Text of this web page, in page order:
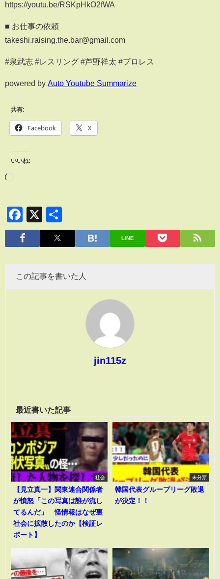
https://youtu.be/RSKpHkO2fWA
■ お仕事の依頼
takeshi.raising.the.bar@gmail.com
#泉武志 #レスリング #芦野祥太 #プロレス
powered by Auto Youtube Summarize
共有:
Facebook X
いいね:
Facebook
X
有
LINE
この記事を書いた人
jin115z
最近書いた記事
社会
【見立真一】関東連合関係者
が憤怒「この写真は誰が流し
てるんだ」 怪情報はなぜ裏
社会に拡散したのか【検証レ
ポート】
未分類
韓国代表グループリーグ敗退
が決定！！